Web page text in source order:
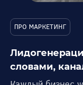
ПРО МАРКЕТИНГ
словами,